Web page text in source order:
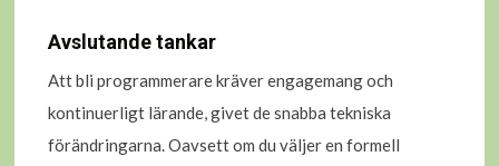
Avslutande tankar
Att bli programmerare kräver engagemang och
kontinuerligt lärande, givet de snabba tekniska
förändringarna. Oavsett om du väljer en formell